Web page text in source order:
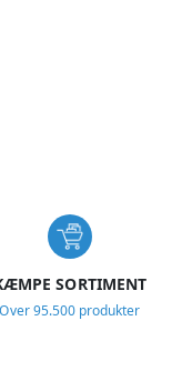
SORTIMENT
Over 95.500 produkter